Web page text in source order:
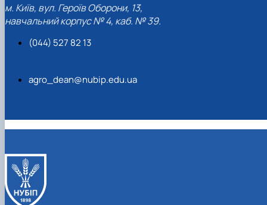
м. Київ, вул. Героїв Оборони, 13,
навчальний корпус № 4, каб. № 39.
(044) 527 82 13
agro_dean@nubip.edu.ua